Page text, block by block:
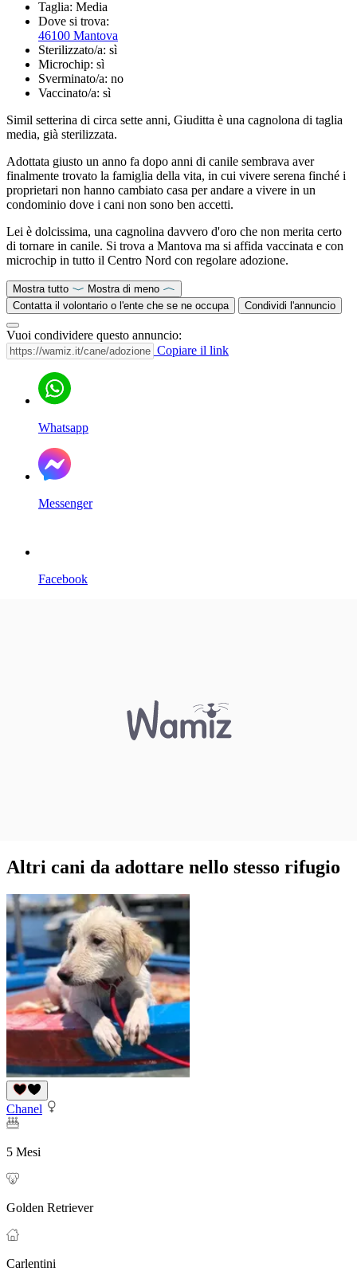
Taglia: Media
Dove si trova:
46100 Mantova
Sterilizzato/a: sì
Microchip: sì
Sverminato/a: no
Vaccinato/a: sì
Simil setterina di circa sette anni, Giuditta è una cagnolona di taglia
media, già sterilizzata.
Adottata giusto un anno fa dopo anni di canile sembrava aver
finalmente trovato la famiglia della vita, in cui vivere serena finché i
proprietari non hanno cambiato casa per andare a vivere in un
condominio dove i cani non sono ben accetti.
Lei è dolcissima, una cagnolina davvero d'oro che non merita certo
di tornare in canile. Si trova a Mantova ma si affida vaccinata e con
microchip in tutto il Centro Nord con regolare adozione.
Mostra tutto
Mostra di meno
Contatta il volontario o l'ente che se ne occupa
Condividi l'annuncio
Vuoi condividere questo annuncio:
Copiare il link
Whatsapp
Messenger
Facebook
Altri cani da adottare nello stesso rifugio
Chanel
5 Mesi
Golden Retriever
Carlentini